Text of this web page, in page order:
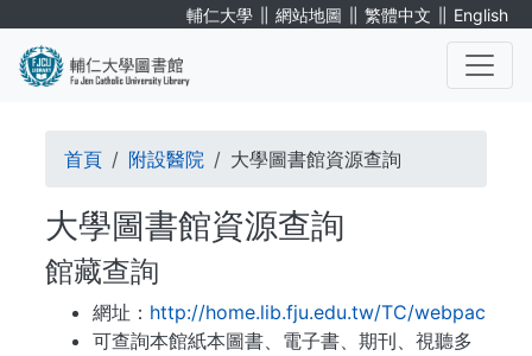
輔仁大學 ∥ 網站地圖 ∥ 繁體中文 ∥ English
導
航
連
結
首頁 附設醫院 大學圖書館資源查詢
大學圖書館資源查詢
館藏查詢
網址： http://home.lib.fju.edu.tw/TC/webpac
可查詢本館紙本圖書、電子書、期刊、視聽多